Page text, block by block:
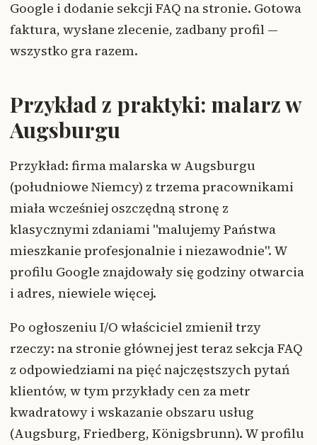
Google i dodanie sekcji FAQ na stronie. Gotowa
faktura, wysłane zlecenie, zadbany profil —
wszystko gra razem.
Przykład z praktyki: malarz w
Augsburgu
Przykład: firma malarska w Augsburgu
(południowe Niemcy) z trzema pracownikami
miała wcześniej oszczędną stronę z
klasycznymi zdaniami "malujemy Państwa
mieszkanie profesjonalnie i niezawodnie". W
profilu Google znajdowały się godziny otwarcia
i adres, niewiele więcej.
Po ogłoszeniu I/O właściciel zmienił trzy
rzeczy: na stronie głównej jest teraz sekcja FAQ
z odpowiedziami na pięć najczęstszych pytań
klientów, w tym przykłady cen za metr
kwadratowy i wskazanie obszaru usług
(Augsburg, Friedberg, Königsbrunn). W profilu